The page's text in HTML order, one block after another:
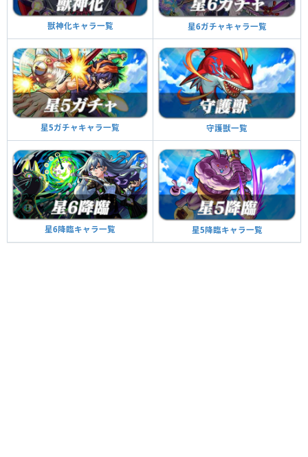
獣神化キャラ一覧 星6ガチャキャラ一覧
星5ガチャキャラ一覧 守護獣一覧
星6降臨キャラ一覧 星5降臨キャラ一覧